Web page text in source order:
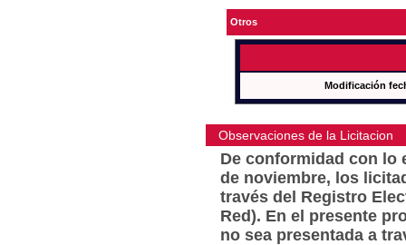
Otros
Modificación
Observaciones de la Licitacion
De conformidad con lo
de noviembre, los
través del Registro
Red). En el presente
no sea presentada a